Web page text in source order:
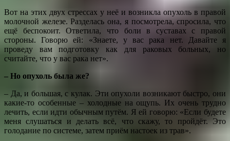
Вот на этих двух стрессах у неё и возникла опухоль в правой
молочной железе. Разделась она, я посмотрела, спросила, что
ещё беспокоит. Ответила, что боли в суставах с правой
стороны. Говорю ей: «Знаете, у вас рака нет. Давайте я
проведу вам подготовку как для раковых больных, но
считайте, что у вас рака нет».
– Но опухоль была же?
– Да, и большая, с кулак. Эти опухоли возникают быстро, они
какие-то особенные – холодные на ощупь. Их очень трудно
лечить, если идти обычным путём. Я ей говорю: «Если будете
меня слушаться и делать всё, что скажу, то пройдёт. Это
голодание по системе, затем приём настоек из трав».